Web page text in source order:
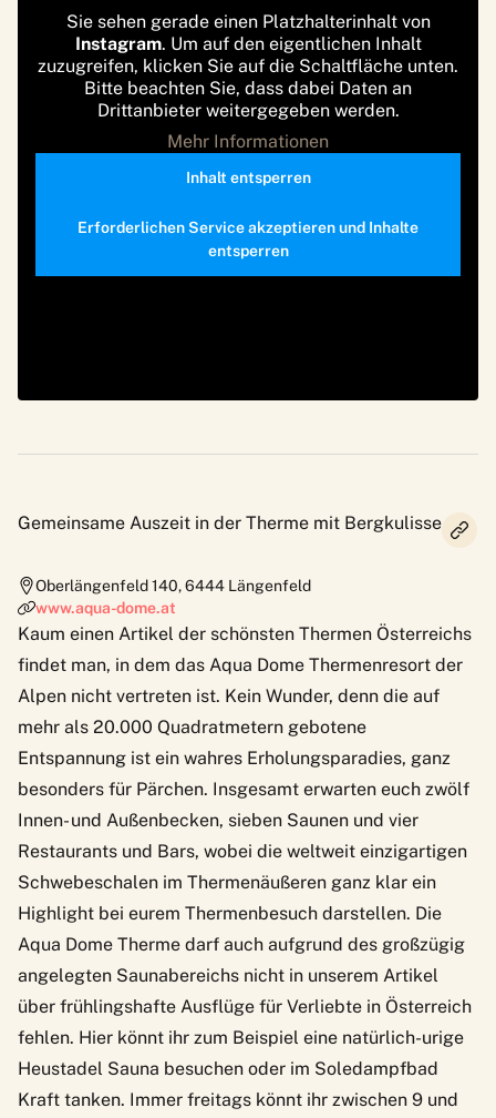
Sie sehen gerade einen Platzhalterinhalt von
Instagram. Um auf den eigentlichen Inhalt
zuzugreifen, klicken Sie auf die Schaltfläche unten.
Bitte beachten Sie, dass dabei Daten an
Drittanbieter weitergegeben werden.
Mehr Informationen
Inhalt entsperren
Erforderlichen Service akzeptieren und Inhalte
entsperren
Gemeinsame Auszeit in der Therme mit Bergkulisse
Oberlängenfeld 140,6444 Längenfeld
www.aqua-dome.at
Kaum einen Artikel der schönsten Thermen Österreichs
findet man, in dem das Aqua Dome Thermenresort der
Alpen nicht vertreten ist. Kein Wunder, denn die auf
mehr als 20.000 Quadratmetern gebotene
Entspannung ist ein wahres Erholungsparadies, ganz
besonders für Pärchen. Insgesamt erwarten euch zwölf
Innen- und Außenbecken, sieben Saunen und vier
Restaurants und Bars, wobei die weltweit einzigartigen
Schwebeschalen im Thermenäußeren ganz klar ein
Highlight bei eurem Thermenbesuch darstellen. Die
Aqua Dome Therme darf auch aufgrund des großzügig
angelegten Saunabereichs nicht in unserem Artikel
über frühlingshafte Ausflüge für Verliebte in Österreich
fehlen. Hier könnt ihr zum Beispiel eine natürlich-urige
Heustadel Sauna besuchen oder im Soledampfbad
Kraft tanken. Immer freitags könnt ihr zwischen 9 und